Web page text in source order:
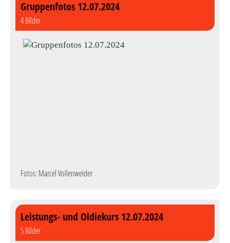
Gruppenfotos 12.07.2024
4 Bilder
Fotos: Marcel Vollenweider
Leistungs- und Oldiekurs 12.07.2024
5 Bilder